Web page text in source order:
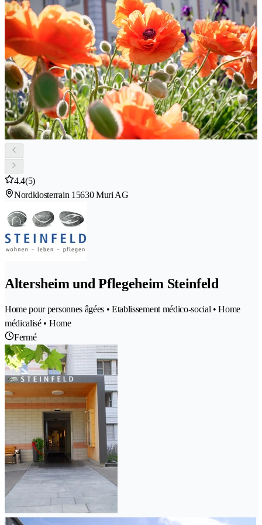
4.4(5)
Nordklosterrain 1 5630 Muri AG
Altersheim und Pflegeheim Steinfeld
Home pour personnes âgées • Etablissement médico-social • Home
médicalisé • Home
Fermé